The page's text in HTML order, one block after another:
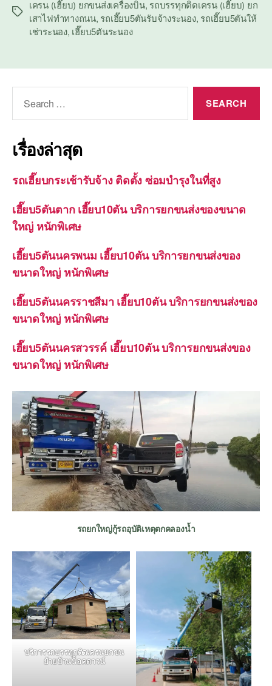
Tags
เครน (เฮี๊ยบ) ยกขนส่งเครื่องบิน, รถบรรทุกติดเครน (เฮี๊ยบ) ยก
เสาไฟทำทางถนน, รถเฮี๊ยบ5ตันรับจ้างระนอง, รถเฮี๊ยบ5ตันให้
เช่าระนอง, เฮี๊ยบ5ตันระนอง
เรื่องล่าสุด
รถเฮี๊ยบกระเช้ารับจ้าง ติดตั้ง ซ่อมบำรุงในที่สูง
เฮี๊ยบ5ตันตาก เฮี๊ยบ10ตัน บริการยกขนส่งของขนาด
ใหญ่ หนักพิเศษ
เฮี๊ยบ5ตันนครพนม เฮี๊ยบ10ตัน บริการยกขนส่งของ
ขนาดใหญ่ หนักพิเศษ
เฮี๊ยบ5ตันนครราชสีมา เฮี๊ยบ10ตัน บริการยกขนส่งของ
ขนาดใหญ่ หนักพิเศษ
เฮี๊ยบ5ตันนครสวรรค์ เฮี๊ยบ10ตัน บริการยกขนส่งของ
ขนาดใหญ่ หนักพิเศษ
รถยกใหญ่กู้รถอุบัติเหตุตกคลองน้ำ
บริการรถบรรทุกติดเครนยกขน
ย้ายบ้านน็อคดาวน์